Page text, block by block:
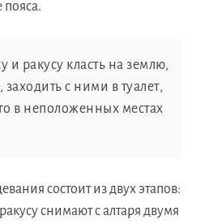
и ракусу класть на землю,
с ними в туалет,
в неположенных местах
состоит из двух этапов:
снимают с алтаря двумя